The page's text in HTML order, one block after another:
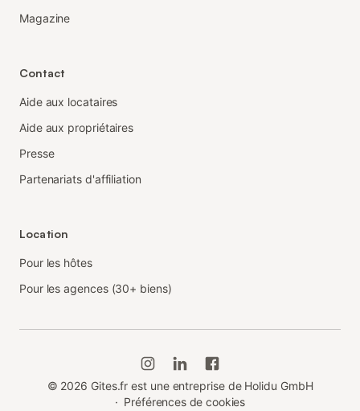
Magazine
Contact
Aide aux locataires
Aide aux propriétaires
Presse
Partenariats d'affiliation
Location
Pour les hôtes
Pour les agences (30+ biens)
© 2026 Gites.fr est une entreprise de Holidu GmbH
· Préférences de cookies